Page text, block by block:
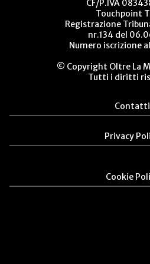
CF/P.IVA
Touchpoint
Registrazione
nr.134 del
Numero iscrizione
© Copyright Oltre La
Tutti i diritti
Contatti
Privacy
Cookie